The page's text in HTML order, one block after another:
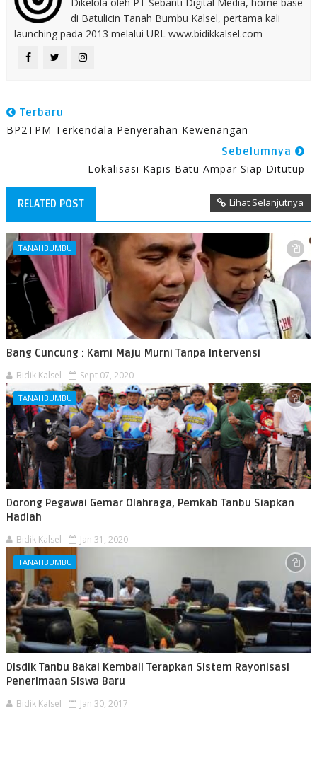
di Batulicin Tanah Bumbu Kalsel, pertama kali
launching pada 2013 melalui URL www.bidikkalsel.com
Terbaru
BP2TPM Terkendala Penyerahan Kewenangan
Sebelumnya
Lokalisasi Kapis Batu Ampar Siap Ditutup
RELATED POST Lihat Selanjutnya
TANAHBUMBU
Bang Cuncung : Kami Maju Murni Tanpa Intervensi
Bidik Kalsel Sept 07, 2020
TANAHBUMBU
Dorong Pegawai Gemar Olahraga, Pemkab Tanbu Siapkan
Hadiah
Bidik Kalsel Jan 31, 2020
TANAHBUMBU
Disdik Tanbu Bakal Kembali Terapkan Sistem Rayonisasi
Penerimaan Siswa Baru
Bidik Kalsel Jan 30, 2017